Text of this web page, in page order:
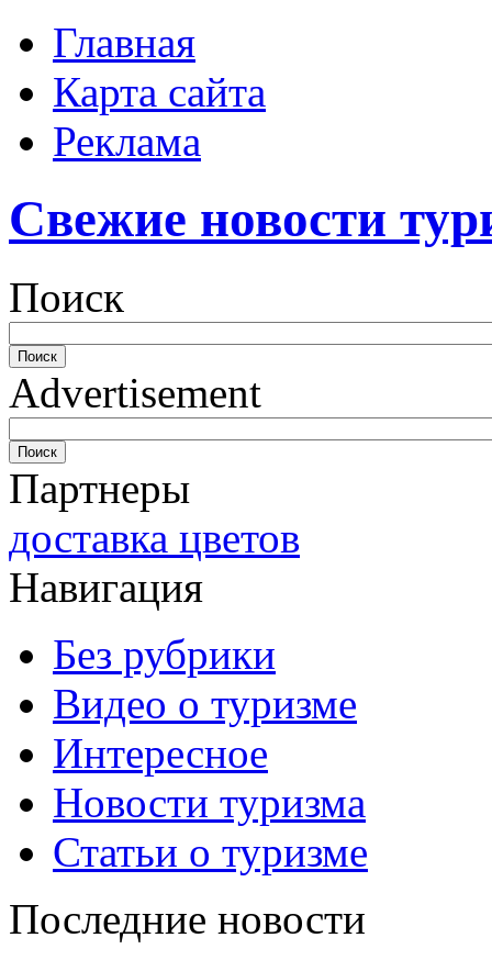
Главная
Карта сайта
Реклама
Свежие новости
Поиск
Advertisement
Партнеры
доставка цветов
Навигация
Без рубрики
Видео о туризме
Интересное
Новости туризма
Статьи о туризме
Последние новости